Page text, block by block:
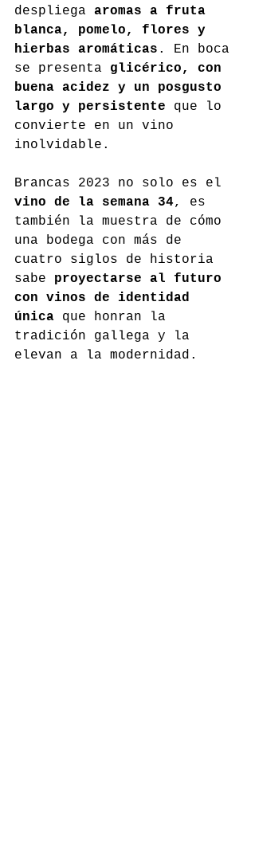
despliega aromas a fruta
blanca, pomelo, flores y
hierbas aromáticas . En boca
se presenta glicérico, con
buena acidez y un posgusto
largo y persistente que lo
convierte en un vino
inolvidable.
Brancas 2023 no solo es el
vino de la semana 34, es
también la muestra de cómo
una bodega con más de
cuatro siglos de historia
sabe proyectarse al futuro
con vinos de identidad
única que honran la
tradición gallega y la
elevan a la modernidad.